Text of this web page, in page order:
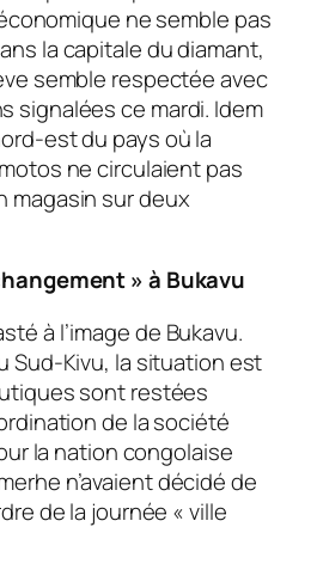
ne semble pas
la capitale du diamant,
semble respectée avec
signalées ce mardi. Idem
est du pays où la
ne circulaient pas
magasin sur deux
» à Bukavu
à l’image de Bukavu.
Sud-Kivu, la situation est
sont restées
de la société
la nation congolaise
n’avaient décidé de
de la journée « ville